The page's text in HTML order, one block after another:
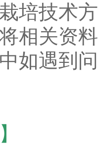
培技术
相关资
如遇到